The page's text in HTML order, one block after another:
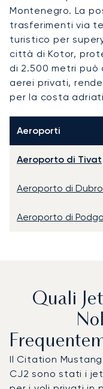
Montenegro. La
trasferimenti via
turistico per
città di Kotor,
di 2.500 metri
aerei privati,
per la costa
Aeroporti
Aeroporto di Tivat
Aeroporto di
Aeroporto di
Quali
Il Citation
CJ2 sono stati i